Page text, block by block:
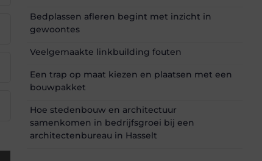
Bedplassen afleren begint met inzicht in
gewoontes
Veelgemaakte linkbuilding fouten
Een trap op maat kiezen en plaatsen met een
bouwpakket
Hoe stedenbouw en architectuur
samenkomen in bedrijfsgroei bij een
architectenbureau in Hasselt